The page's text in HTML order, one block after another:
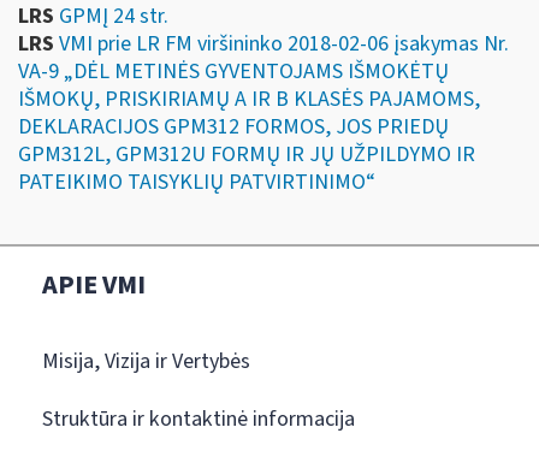
LRS GPMĮ 24 str.
LRS VMI prie LR FM viršininko 2018-02-06 įsakymas Nr.
VA-9 „DĖL METINĖS GYVENTOJAMS IŠMOKĖTŲ
IŠMOKŲ, PRISKIRIAMŲ A IR B KLASĖS PAJAMOMS,
DEKLARACIJOS GPM312 FORMOS, JOS PRIEDŲ
GPM312L, GPM312U FORMŲ IR JŲ UŽPILDYMO IR
PATEIKIMO TAISYKLIŲ PATVIRTINIMO“
APIE VMI
Misija, Vizija ir Vertybės
Struktūra ir kontaktinė informacija